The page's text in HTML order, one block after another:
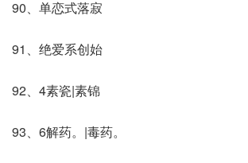
90、单恋式落寂
91、绝爱系创始
92、4素瓷|素锦
93、6解药。|毒药。